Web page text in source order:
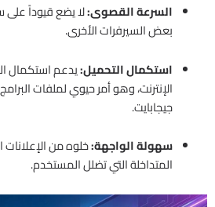
السرعة القصوى:لا يضع قيوداً على
بعض السيرفرات الأخرى.
استكمال التحميل:يدعم استكمال
جيجابايت.
سهولة الواجهة:خلوه من الإعلانات
المتداخلة التي تضلل المستخدم.